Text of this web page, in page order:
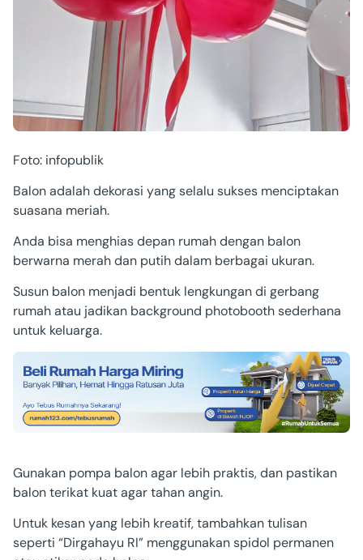
Foto: infopublik
Balon adalah dekorasi yang selalu sukses menciptakan
suasana meriah.
Anda bisa menghias depan rumah dengan balon
berwarna merah dan putih dalam berbagai ukuran.
Susun balon menjadi bentuk lengkungan di gerbang
rumah atau jadikan background photobooth sederhana
untuk keluarga.
Gunakan pompa balon agar lebih praktis, dan pastikan
balon terikat kuat agar tahan angin.
Untuk kesan yang lebih kreatif, tambahkan tulisan
seperti “Dirgahayu RI” menggunakan spidol permanen